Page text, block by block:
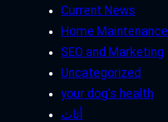
Current News
Home Maintenance
SEO and Marketing
Uncategorized
your dog's health
أثاث